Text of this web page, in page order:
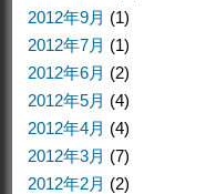
2012年9月 (1)
2012年7月 (1)
2012年6月 (2)
2012年5月 (4)
2012年4月 (4)
2012年3月 (7)
2012年2月 (2)